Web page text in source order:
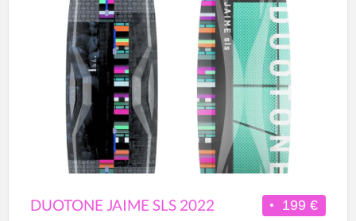
199 €
DUOTONE JAIME SLS 2022